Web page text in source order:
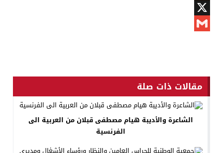
Twitter
X
مقالات ذات صلة
الشاعرة والأديبة هيام مصطفى قبلان من العربية الى
الفرنسية